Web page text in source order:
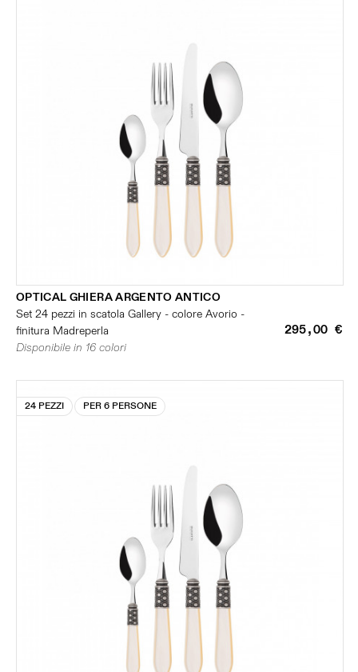
OPTICAL GHIERA ARGENTO ANTICO
Set 24 pezzi in scatola Gallery - colore Avorio -
finitura Madreperla
295,00 €
Disponibile in 16 colori
24 PEZZI PER 6 PERSONE